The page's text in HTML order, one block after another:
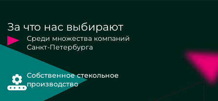
За что нас выбирают
Среди множества компаний
Санкт-Петербурга
Собственное стекольное
производство